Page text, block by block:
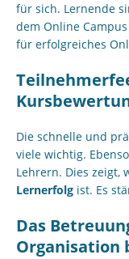
für sich. Lernende
dem Online
für erfolgreiches
Die schnelle und
viele wichtig.
Lehrern. Dies zeigt,
Lernerfolg ist. Es
Das
Organisation